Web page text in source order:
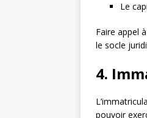
Le
Faire appel
le socle
4.
pouvoir